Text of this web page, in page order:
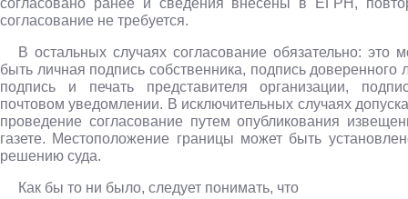
согласование не требуется.
В остальных случаях согласование обязательно: это
быть личная подпись собственника, подпись доверенного
подпись и печать представителя организации,
почтовом уведомлении. В исключительных случаях
проведение согласование путем опубликования
газете. Местоположение границы может быть
решению суда.
Как бы то ни было, следует понимать, что